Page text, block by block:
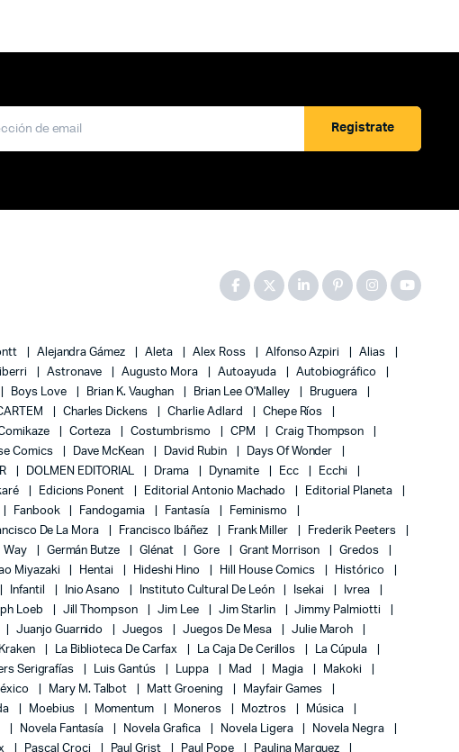
Registrate
Alejandra Gámez Aleta Alex Ross Alfonso Azpiri
Alias
Astronave Augusto Mora Autoayuda
Autobiográfico
Boys Love Brian K. Vaughan Brian Lee O'Malley
Bruguera
Charles Dickens Charlie Adlard
Chepe Ríos
Corteza Costumbrismo CPM
Craig Thompson
Comics Dave McKean David Rubin
Days Of Wonder
DOLMEN EDITORIAL Drama Dynamite Ecc
Ecchi
Edicions Ponent Editorial Antonio Machado
Editorial Planeta
Fanbook Fandogamia Fantasía
Feminismo
De La Mora Francisco Ibáñez Frank Miller
Frederik Peeters
Way Germán Butze Glénat Gore Grant Morrison
Gredos
Miyazaki Hentai Hideshi Hino Hill House Comics
Histórico
Infantil Inio Asano Instituto Cultural De León Isekai
Ivrea
Loeb Jill Thompson Jim Lee Jim Starlin
Jimmy Palmiotti
Juanjo Guarnido Juegos Juegos De Mesa
Julie Maroh
Kraken La Biblioteca De Carfax La Caja De Cerillos
La Cúpula
Serigrafías Luis Gantús Luppa Mad Magia
Makoki
Mary M. Talbot Matt Groening
Mayfair Games
Moebius Momentum Moneros Moztros
Música
Novela Fantasía Novela Grafica Novela Ligera
Novela Negra
Pascal Croci Paul Grist Paul Pope Paulina Marquez